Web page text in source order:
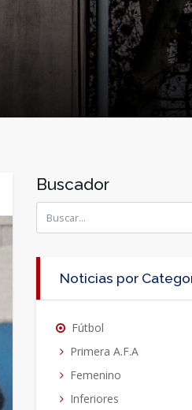
Buscador
Noticias por
Fútbol
Primera A.F.A
Femenino
Inferiores